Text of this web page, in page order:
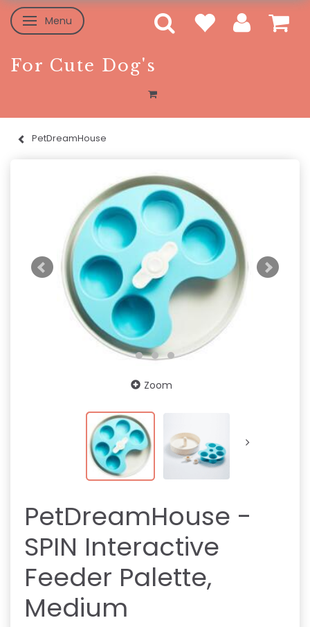
Toggle navigation
Menu
For Cute Dog's
PetDreamHouse
Zoom
PetDreamHouse -
SPIN Interactive
Feeder Palette,
Medium